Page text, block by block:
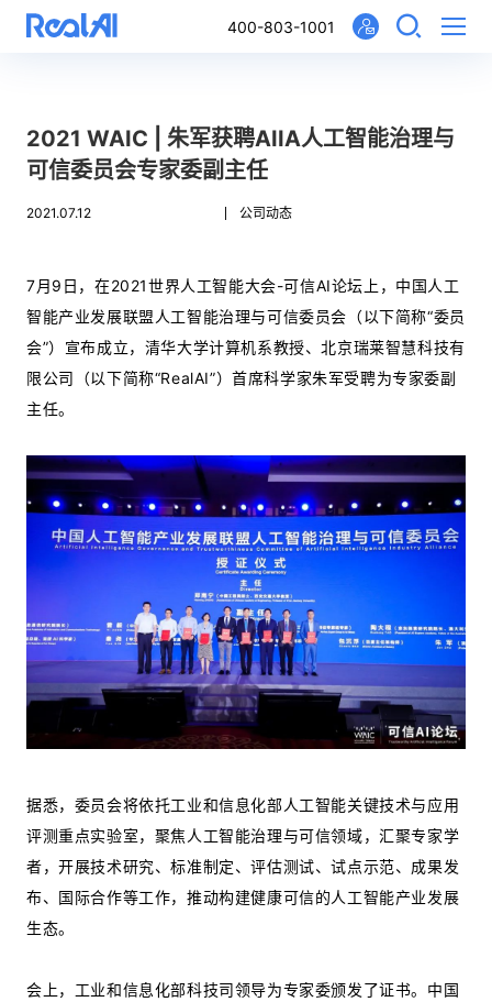
400-803-1001
2021 WAIC | 朱军获聘AIIA人工智能治理与
可信委员会专家委副主任
2021.07.12 公司动态
7月9日，在2021世界人工智能大会-可信AI论坛上，中国人工
智能产业发展联盟人工智能治理与可信委员会（以下简称“委员
会”）宣布成立，清华大学计算机系教授、北京瑞莱智慧科技有
限公司（以下简称“RealAI”）首席科学家朱军受聘为专家委副
主任。
据悉，委员会将依托工业和信息化部人工智能关键技术与应用
评测重点实验室，聚焦人工智能治理与可信领域，汇聚专家学
者，开展技术研究、标准制定、评估测试、试点示范、成果发
布、国际合作等工作，推动构建健康可信的人工智能产业发展
生态。
会上，工业和信息化部科技司领导为专家委颁发了证书。中国